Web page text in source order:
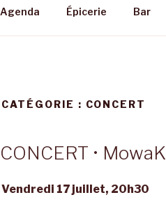
Agenda Épicerie Bar
CATÉGORIE : CONCERT
CONCERT •
Vendredi 17 juillet, 20h30